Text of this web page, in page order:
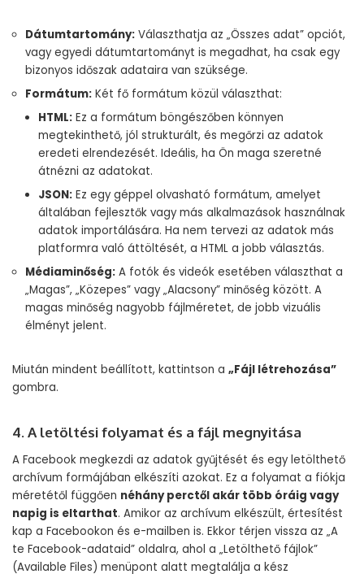
Dátumtartomány: Választhatja az „Összes adat” opciót,
vagy egyedi dátumtartományt is megadhat, ha csak egy
bizonyos időszak adataira van szüksége.
Formátum: Két fő formátum közül választhat:
HTML: Ez a formátum böngészőben könnyen
megtekinthető, jól strukturált, és megőrzi az adatok
eredeti elrendezését. Ideális, ha Ön maga szeretné
átnézni az adatokat.
JSON: Ez egy géppel olvasható formátum, amelyet
általában fejlesztők vagy más alkalmazások használnak
adatok importálására. Ha nem tervezi az adatok más
platformra való áttöltését, a HTML a jobb választás.
Médiaminőség: A fotók és videók esetében választhat a
„Magas”, „Közepes” vagy „Alacsony” minőség között. A
magas minőség nagyobb fájlméretet, de jobb vizuális
élményt jelent.
Miután mindent beállított, kattintson a „Fájl létrehozása”
gombra.
4. A letöltési folyamat és a fájl megnyitása
A Facebook megkezdi az adatok gyűjtését és egy letölthető
archívum formájában elkészíti azokat. Ez a folyamat a fiókja
méretétől függően néhány perctől akár több óráig vagy
napig is eltarthat. Amikor az archívum elkészült, értesítést
kap a Facebookon és e-mailben is. Ekkor térjen vissza az „A
te Facebook-adataid” oldalra, ahol a „Letölthető fájlok”
(Available Files) menüpont alatt megtalálja a kész